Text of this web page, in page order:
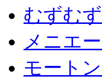
むずむ
メニエ
モート